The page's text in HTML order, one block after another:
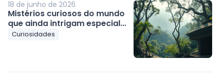
18 de junho de 2026
Mistérios curiosos do mundo
que ainda intrigam especial...
Curiosidades